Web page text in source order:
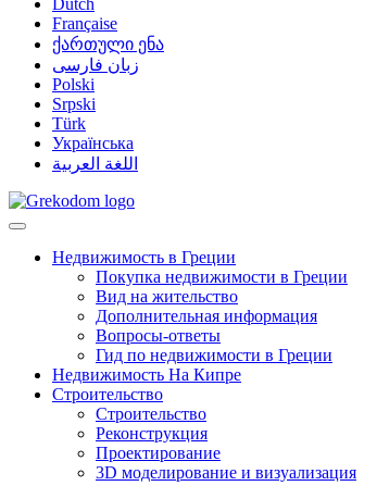
Dutch
Française
ქართული ენა
زبان فارسی
Polski
Srpski
Türk
Українська
اللغة العربية
Недвижимость в Греции
Покупка недвижимости в Греции
Вид на жительство
Дополнительная информация
Вопросы-ответы
Гид по недвижимости в Греции
Недвижимость На Кипре
Строительство
Строительство
Реконструкция
Проектирование
3D моделирование и визуализация